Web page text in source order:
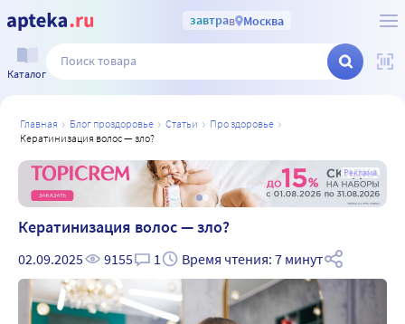
завтрав Москва
Каталог
главная блог проздоровье статьи
про здоровье
кератинизация волос — зло?
Реклама
Кератинизация волос — зло?
02.09.2025 9155 1 Время чтения: 7 минут